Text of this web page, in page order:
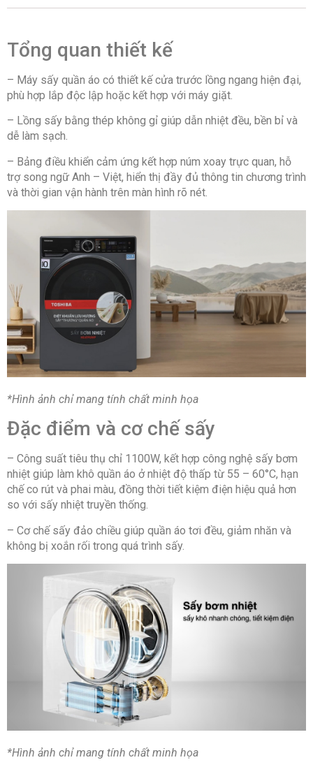
Nhiệt độ sấy tối đa:Từ 55 – 60°C
Công suất tiêu thụ:1100W
Công nghệ tiết kiệm điện:Dual Inverter
Chương trình – Công nghệ sấy
Chương trình:
Sấy nhanh
Đồ len
Áo sơ mi
Đồ cotton
Đồ hỗn hợp
Đồ lụa
Diệt khuẩn
Khăn
Chương trình tải xuống
Khăn trải giường
Đồ trẻ em
Sấy theo thời gian
Đồng phục
Công nghệ:
Steam Care chăm sóc quần áo với hơi nước
Hygiene Care – dùng đèn tia cực tím khử khuẩn
Công nghệ LuxeCare (chăm sóc cao cấp dành
Bảng điều khiển và Tiện ích
Song ngữ Anh – Việt, phím điều khiển cảm ứng,
núm xoay, có màn hình hiển thị
Âm báo khi kết thúc chu trình sấy
Sấy yên tĩnh
Khóa trẻ em
Hẹn giờ sấy
Điều chỉnh mức độ
Đèn chiếu sáng lồng sấy
Điều chỉnh nhiệt độ
Điều chỉnh thời gian
Chế độ khử khuẩn
Điều khiển từ xa qua ứng dụng TSmartLife
Thông tin lắp đặt
Kích thước – Khối lượng:Cao 84.5 cm – Ngang
Tổng quan thiết kế
– Máy sấy quần áo có thiết kế cửa trước lồng ngang hiện đại,
phù hợp lắp độc lập hoặc kết hợp với máy giặt.
– Lồng sấy bằng thép không gỉ giúp dẫn nhiệt đều, bền bỉ và
dễ làm sạch.
– Bảng điều khiển cảm ứng kết hợp núm xoay trực quan, hỗ
trợ song ngữ Anh – Việt, hiển thị đầy đủ thông tin chương trình
và thời gian vận hành trên màn hình rõ nét.
*Hình ảnh chỉ mang tính chất minh họa
Đặc điểm và cơ chế sấy
– Công suất tiêu thụ chỉ 1100W, kết hợp công nghệ sấy bơm
nhiệt giúp làm khô quần áo ở nhiệt độ thấp từ 55 – 60°C, hạn
chế co rút và phai màu, đồng thời tiết kiệm điện hiệu quả hơn
so với sấy nhiệt truyền thống.
– Cơ chế sấy đảo chiều giúp quần áo tơi đều, giảm nhăn và
không bị xoắn rối trong quá trình sấy.
*Hình ảnh chỉ mang tính chất minh họa